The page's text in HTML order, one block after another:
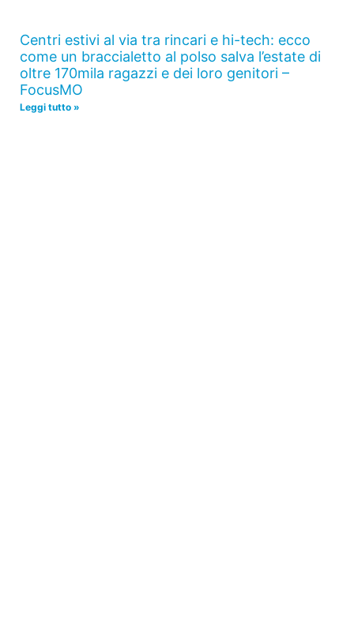
Centri estivi al via tra rincari e hi-tech: ecco
come un braccialetto al polso salva l’estate di
oltre 170mila ragazzi e dei loro genitori –
FocusMO
Leggi tutto »